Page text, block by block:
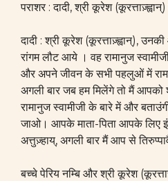
पराशर : दादी, श्री कूरेश
दादी : श्री कूरेश (कूरत्ताज़्ह्वान्),
रांगम लौट आये । वह रामानुज
और अपने जीवन के सभी पहलुओं में
अगली बार जब हम मिलेंगे तो मैं आपको
रामानुज स्वामीजी के बारे में और
जाओ। आपके माता-पिता आपके लिए
अत्तुज़्हाय्, अगली बार मैं आप से
बच्चे पेरिय नम्बि और श्री कूरेश